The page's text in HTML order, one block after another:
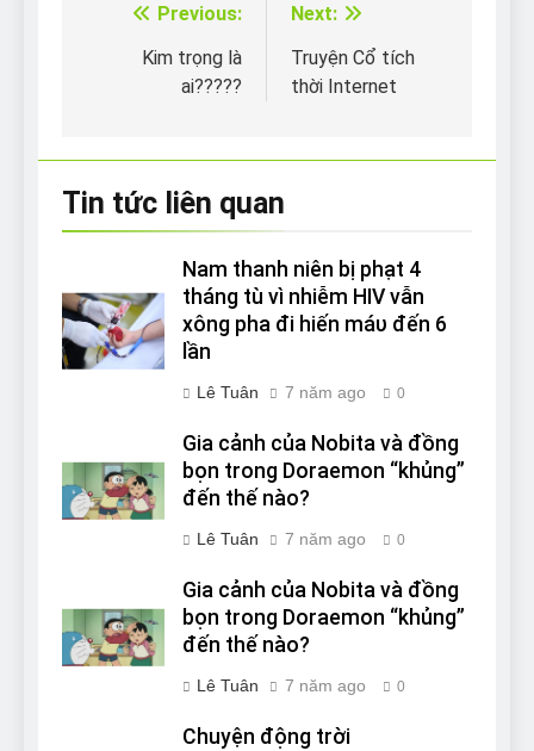
Điều
hướng
Previous:
Kim trọng là
ai?????
Next:
Truyện Cổ tích
thời Internet
Tin tức liên quan
Nam thanh niên bị phạt 4
tháng tù vì nhiễm HIV vẫn
xông pha đi hiến máυ đến 6
lần
Lê Tuân 7 năm ago 0
Gia cảnh của Nobita và đồng
bọn trong Doraemon “khủng”
đến thế nào?
Lê Tuân 7 năm ago 0
Gia cảnh của Nobita và đồng
bọn trong Doraemon “khủng”
đến thế nào?
Lê Tuân 7 năm ago 0
Chuyện động trời